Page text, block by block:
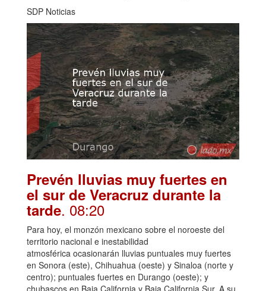
SDP Noticias
Prevén lluvias muy fuertes en
el sur de Veracruz durante la
tarde. 08:20
Para hoy, el monzón mexicano sobre el noroeste del
territorio nacional e inestabilidad
atmosférica ocasionarán lluvias puntuales muy fuertes
en Sonora (este), Chihuahua (oeste) y Sinaloa (norte y
centro); puntuales fuertes en Durango (oeste); y